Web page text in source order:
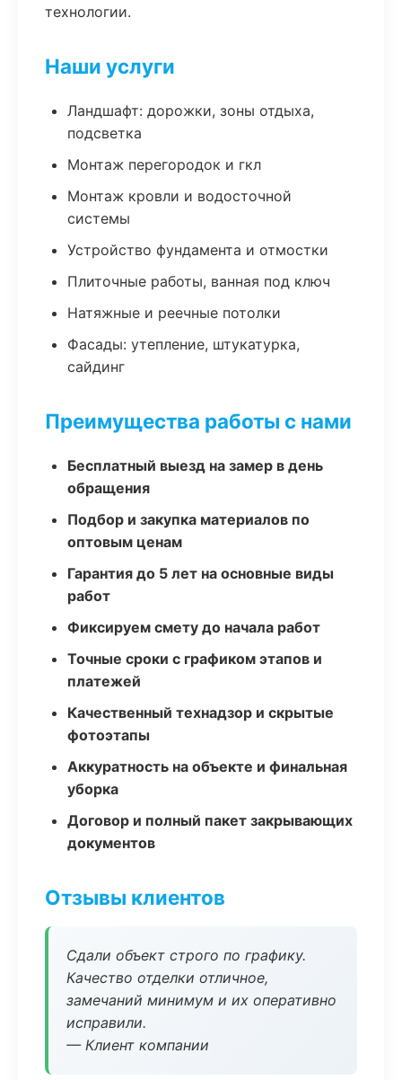
технологии.
Наши услуги
Ландшафт: дорожки, зоны отдыха,
подсветка
Монтаж перегородок и гкл
Монтаж кровли и водосточной
системы
Устройство фундамента и отмостки
Плиточные работы, ванная под ключ
Натяжные и реечные потолки
Фасады: утепление, штукатурка,
сайдинг
Преимущества работы с нами
Бесплатный выезд на замер в день
обращения
Подбор и закупка материалов по
оптовым ценам
Гарантия до 5 лет на основные виды
работ
Фиксируем смету до начала работ
Точные сроки с графиком этапов и
платежей
Качественный технадзор и скрытые
фотоэтапы
Аккуратность на объекте и финальная
уборка
Договор и полный пакет закрывающих
документов
Отзывы клиентов
Сдали объект строго по графику.
Качество отделки отличное,
замечаний минимум и их оперативно
исправили.
— Клиент компании